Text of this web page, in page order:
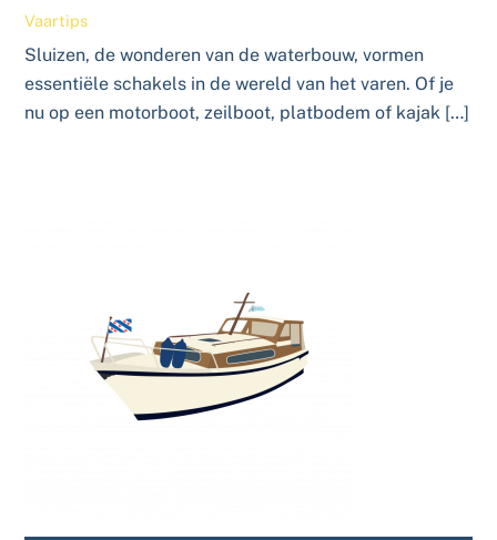
Vaartips
Sluizen, de wonderen van de waterbouw, vormen
essentiële schakels in de wereld van het varen. Of je
nu op een motorboot, zeilboot, platbodem of kajak […]